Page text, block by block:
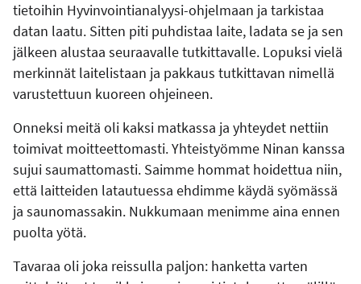
tietoihin Hyvinvointianalyysi-ohjelmaan ja tarkistaa
datan laatu. Sitten piti puhdistaa laite, ladata se ja sen
jälkeen alustaa seuraavalle tutkittavalle. Lopuksi vielä
merkinnät laitelistaan ja pakkaus tutkittavan nimellä
varustettuun kuoreen ohjeineen.
Onneksi meitä oli kaksi matkassa ja yhteydet nettiin
toimivat moitteettomasti. Yhteistyömme Ninan kanssa
sujui saumattomasti. Saimme hommat hoidettua niin,
että laitteiden latautuessa ehdimme käydä syömässä
ja saunomassakin. Nukkumaan menimme aina ennen
puolta yötä.
Tavaraa oli joka reissulla paljon: hanketta varten